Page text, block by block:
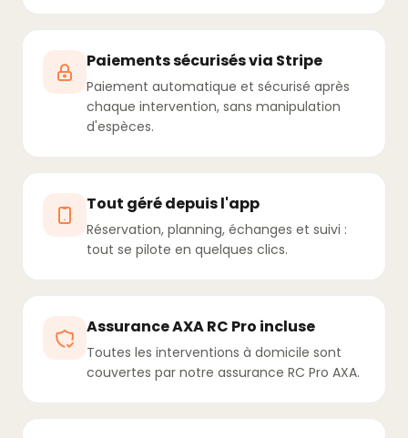
Paiements sécurisés via Stripe
Paiement automatique et sécurisé après
chaque intervention, sans manipulation
d'espèces.
Tout géré depuis l'app
Réservation, planning, échanges et suivi :
tout se pilote en quelques clics.
Assurance AXA RC Pro incluse
Toutes les interventions à domicile sont
couvertes par notre assurance RC Pro AXA.